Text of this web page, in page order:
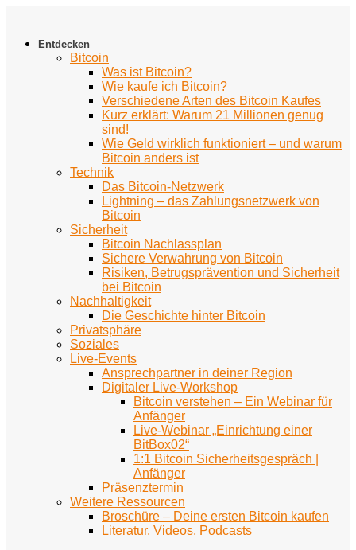
springenEntdecken
Bitcoin
Was ist Bitcoin?
Wie kaufe ich Bitcoin?
Verschiedene Arten des Bitcoin Kaufes
Kurz erklärt: Warum 21 Millionen genug
sind!
Wie Geld wirklich funktioniert – und warum
Bitcoin anders ist
Technik
Das Bitcoin-Netzwerk
Lightning – das Zahlungsnetzwerk von
Bitcoin
Sicherheit
Bitcoin Nachlassplan
Sichere Verwahrung von Bitcoin
Risiken, Betrugsprävention und Sicherheit
bei Bitcoin
Nachhaltigkeit
Die Geschichte hinter Bitcoin
Privatsphäre
Soziales
Live-Events
Ansprechpartner in deiner Region
Digitaler Live-Workshop
Bitcoin verstehen – Ein Webinar für
Anfänger
Live-Webinar „Einrichtung einer
BitBox02“
1:1 Bitcoin Sicherheitsgespräch |
Anfänger
Präsenztermin
Weitere Ressourcen
Broschüre – Deine ersten Bitcoin kaufen
Literatur, Videos, Podcasts